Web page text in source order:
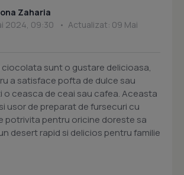
Zaharia
2024, 09:30 • Actualizat: 09 Mai
ciocolata sunt o gustare delicioasa,
a satisface pofta de dulce sau
o ceasca de ceai sau cafea. Aceasta
usor de preparat de fursecuri cu
potrivita pentru oricine doreste sa
desert rapid si delicios pentru familie